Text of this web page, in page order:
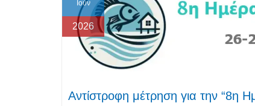
Ιούν
2026
Αντίστροφη μέτρηση για την “8η